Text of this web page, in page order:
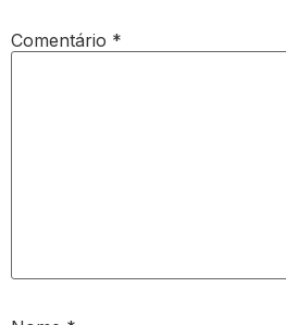
Comentário *